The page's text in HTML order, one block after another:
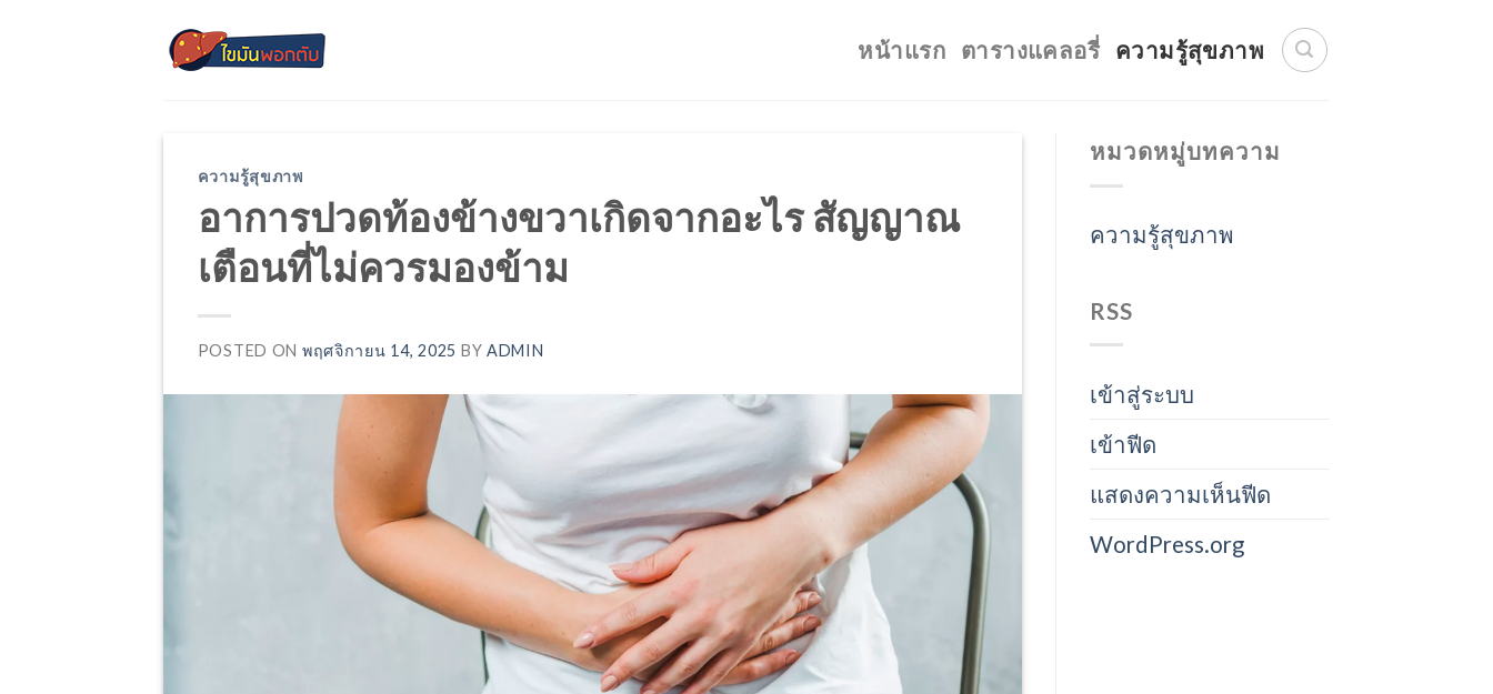
หน้าแรก ตารางแคลอรี่ ความรู้สุขภาพ
ความรู้สุขภาพ
อาการปวดท้องข้างขวาเกิดจากอะไร สัญญาณ
เตือนที่ไม่ควรมองข้าม
POSTED ON พฤศจิกายน 14, 2025 BY ADMIN
หมวดหมู่บทความ
ความรู้สุขภาพ
RSS
เข้าสู่ระบบ
เข้าฟีด
แสดงความเห็นฟีด
WordPress.org